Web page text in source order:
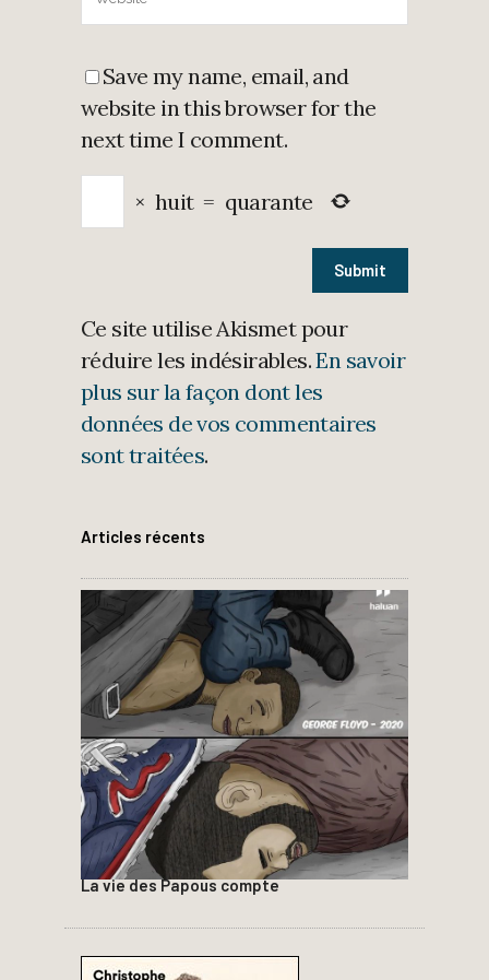
Save my name, email, and
website in this browser for the
next time I comment.
× huit = quarante
Ce site utilise Akismet pour
réduire les indésirables.En savoir
plus sur la façon dont les
données de vos commentaires
sont traitées.
Articles récents
La vie des Papous compte